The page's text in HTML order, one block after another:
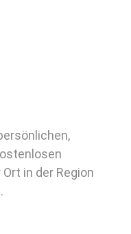
in der Region